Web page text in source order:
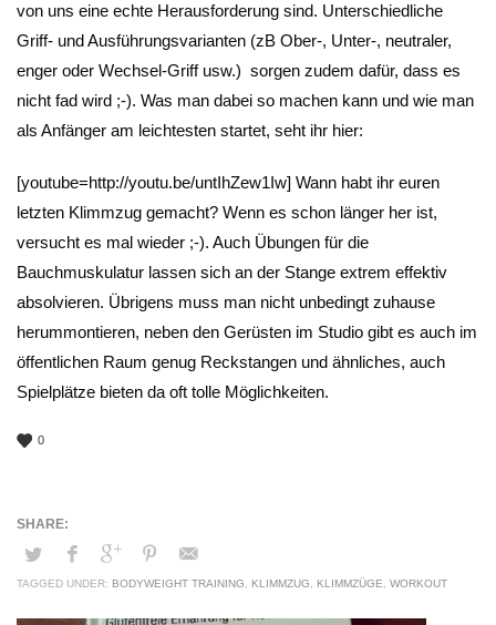
von uns eine echte Herausforderung sind. Unterschiedliche
Griff- und Ausführungsvarianten (zB Ober-, Unter-, neutraler,
enger oder Wechsel-Griff usw.) sorgen zudem dafür, dass es
nicht fad wird ;-). Was man dabei so machen kann und wie man
als Anfänger am leichtesten startet, seht ihr hier:
[youtube=http://youtu.be/untIhZew1Iw] Wann habt ihr euren
letzten Klimmzug gemacht? Wenn es schon länger her ist,
versucht es mal wieder ;-). Auch Übungen für die
Bauchmuskulatur lassen sich an der Stange extrem effektiv
absolvieren. Übrigens muss man nicht unbedingt zuhause
herummontieren, neben den Gerüsten im Studio gibt es auch im
öffentlichen Raum genug Reckstangen und ähnliches, auch
Spielplätze bieten da oft tolle Möglichkeiten.
0
TAGGED UNDER: BODYWEIGHT TRAINING KLIMMZUG KLIMMZÜGE WORKOUT